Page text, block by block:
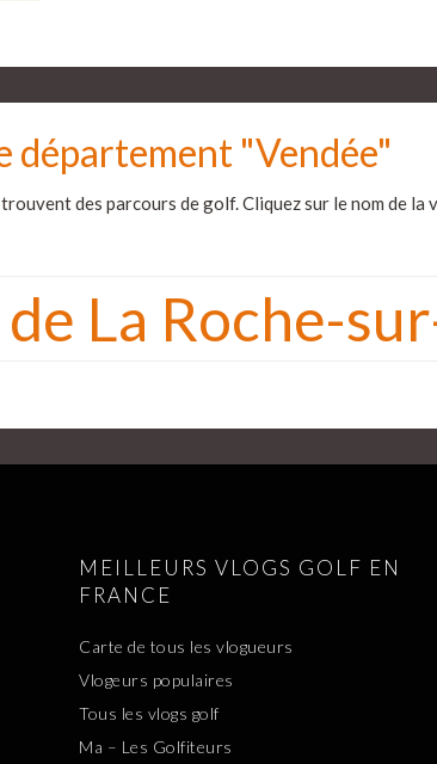
département "Vendée"
des parcours de golf. Cliquez sur le nom de
La Roche-
MEILLEURS VLOGS GOLF EN
FRANCE
Carte de tous les vlogueurs
Vlogeurs populaires
Tous les vlogs golf
Ma – Les Golfiteurs